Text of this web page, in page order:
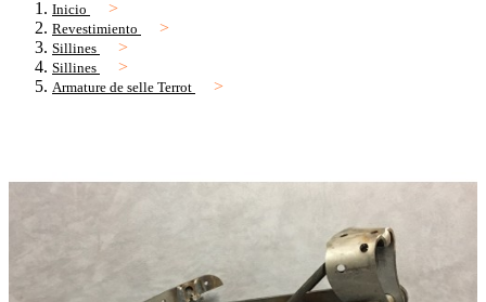
Inicio
Revestimiento
Sillines
Sillines
Armature de selle Terrot